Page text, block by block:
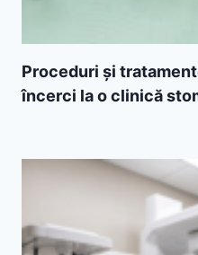
Proceduri și
încerci la o clinică